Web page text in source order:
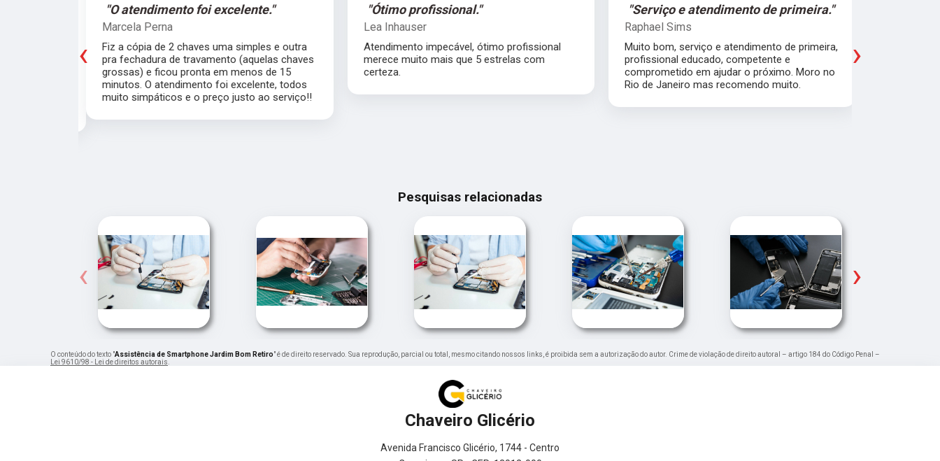
"O atendimento foi excelente."
Marcela Perna
Fiz a cópia de 2 chaves uma simples e outra
pra fechadura de travamento (aquelas chaves
grossas) e ficou pronta em menos de 15
minutos. O atendimento foi excelente, todos
muito simpáticos e o preço justo ao serviço!!
"Ótimo profissional."
Lea Inhauser
Atendimento impecável, ótimo profissional
merece muito mais que 5 estrelas com
certeza.
"Serviço e atendimento de primeira."
Raphael Sims
Muito bom, serviço e atendimento de primeira,
profissional educado, competente e
comprometido em ajudar o próximo. Moro no
Rio de Janeiro mas recomendo muito.
‹ ›
Pesquisas relacionadas
‹ ›
O conteúdo do texto "Assistência de Smartphone Jardim Bom Retiro" é de direito reservado. Sua reprodução, parcial ou total, mesmo citando nossos links, é proibida sem a autorização do autor. Crime de violação de direito autoral – artigo 184 do Código Penal –
Lei 9610/98 - Lei de direitos autorais
Chaveiro Glicério
Avenida Francisco Glicério, 1744 - Centro